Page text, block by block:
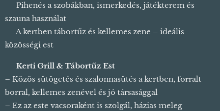
🛏️ Pihenés a szobákban, ismerkedés, játékterem és
szauna használat
🔥 A kertben tábortűz és kellemes zene – ideális
közösségi est
Kerti Grill & Tábortűz Est
– Közös sütögetés és szalonnasütés a kertben, forralt
borral, kellemes zenével és jó társasággal
– Ez az este vacsoraként is szolgál, házias meleg